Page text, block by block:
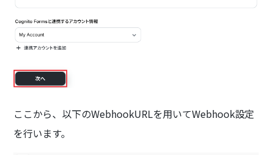
ここから、以下のWebhookURLを用いてWebhook設定
を行います。